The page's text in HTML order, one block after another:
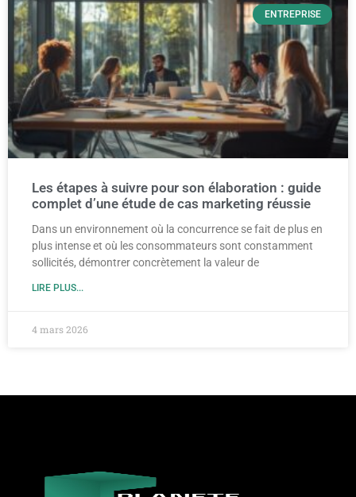
ENTREPRISE
Les étapes à suivre pour son élaboration : guide
complet d’une étude de cas marketing réussie
Dans un environnement où la concurrence se fait de plus en
plus intense et où les consommateurs sont constamment
sollicités, démontrer concrètement la valeur de
LIRE PLUS...
4 mars 2026